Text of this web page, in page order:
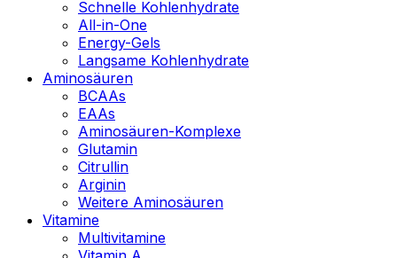
Schnelle Kohlenhydrate
All-in-One
Energy-Gels
Langsame Kohlenhydrate
Aminosäuren
BCAAs
EAAs
Aminosäuren-Komplexe
Glutamin
Citrullin
Arginin
Weitere Aminosäuren
Vitamine
Multivitamine